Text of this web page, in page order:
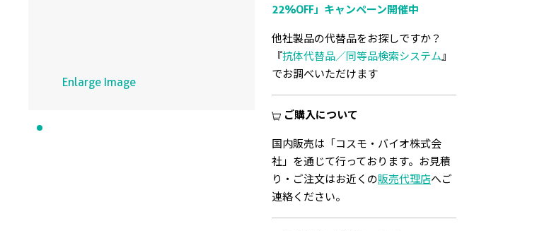
Enlarge Image
22%OFF」キャンペーン開催中
他社製品の代替品をお探しですか？
『抗体代替品／同等品検索システム』
でお調べいただけます
ご購入について
国内販売は「コスモ・バイオ株式会
社」を通じて行っております。お見積
り・ご注文はお近くの販売代理店へご
連絡ください。